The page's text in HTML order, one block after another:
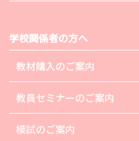
学校関係者の方へ
教材購入のご案内
教員セミナーのご案内
模試のご案内